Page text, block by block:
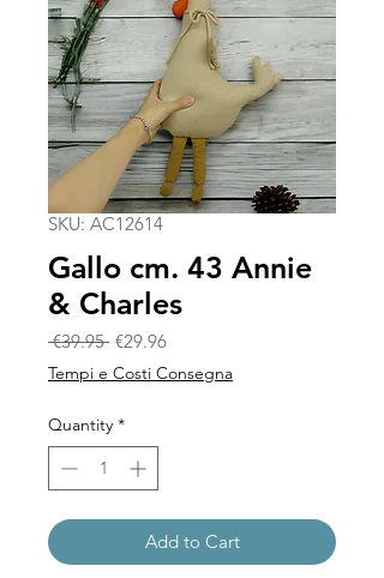
SKU: AC12614
Gallo cm. 43 Annie
& Charles
€39.95 Regular Price
€29.96Sale Price
Tempi e Costi Consegna
Quantity *
Add to Cart